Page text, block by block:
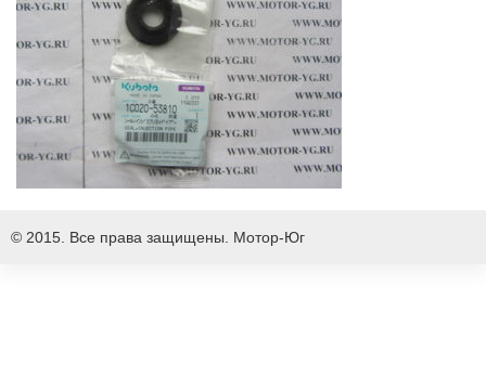
© 2015. Все права защищены. Мотор-Юг